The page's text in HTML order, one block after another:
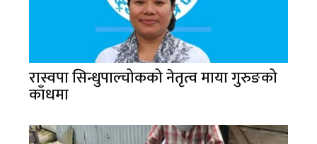
रास्वपा सिन्धुपाल्चोकको नेतृत्व माया गुरुङको
काँधमा